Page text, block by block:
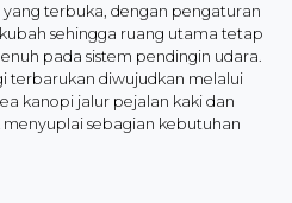
yang terbuka, dengan pengaturan
sehingga ruang utama tetap
pada sistem pendingin udara.
terbarukan diwujudkan melalui
kanopi jalur pejalan kaki dan
menyuplai sebagian kebutuhan